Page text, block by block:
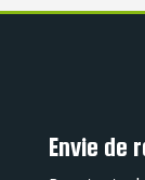
Envie de